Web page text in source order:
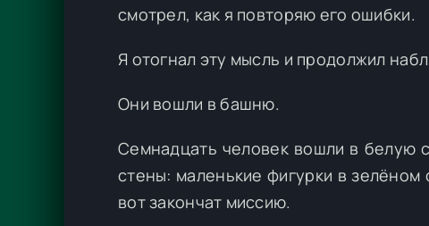
смотрел, как я повторяю его ошибки.
Я отогнал эту мысль и продолжил
Они вошли в башню.
Семнадцать человек вошли в белую
стены: маленькие фигурки в
вот закончат миссию.